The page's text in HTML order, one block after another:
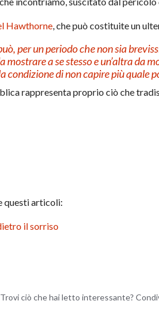
Hawthorne, che può costituite un
per un periodo che non sia
mostrare a se stesso e un’altra da
condizione di non capire più quale
rappresenta proprio ciò che
questi articoli:
il sorriso
Trovi ciò che hai letto interessante?